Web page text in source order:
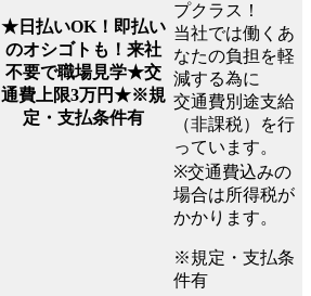
★日払いOK！即払い
のオシゴトも！来社
不要で職場見学★交
通費上限3万円★※規
定・支払条件有
プクラス！
当社では働くあ
なたの負担を軽
減する為に
交通費別途支給
（非課税）を行
っています。
※交通費込みの
場合は所得税が
かかります。
※規定・支払条
件有